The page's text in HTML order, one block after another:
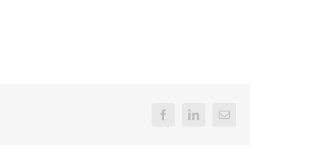
FacebookLinkedInEmail